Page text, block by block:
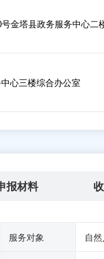
金塔县政务服务中心二
心三楼综合办公室
报材料
服务对象 自